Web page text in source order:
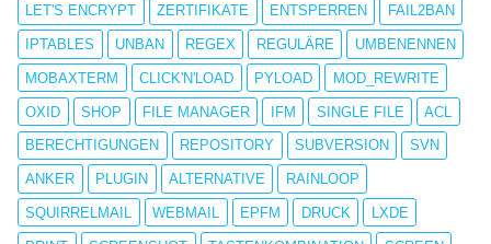
LET'S ENCRYPT ZERTIFIKATE ENTSPERREN FAIL2BAN
IPTABLES UNBAN REGEX REGULÄRE UMBENENNEN
MOBAXTERM CLICK'N'LOAD PYLOAD MOD_REWRITE
OXID SHOP FILE MANAGER IFM SINGLE FILE ACL
BERECHTIGUNGEN REPOSITORY SUBVERSION SVN
ANKER PLUGIN ALTERNATIVE RAINLOOP
SQUIRRELMAIL WEBMAIL EPFM DRUCK LXDE